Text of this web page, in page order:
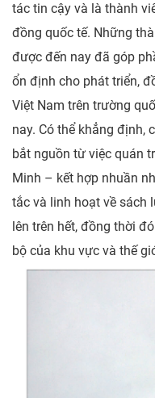
tác tin cậy và là thành
đồng quốc tế. Những
được đến nay đã góp
ổn định cho phát triển,
Việt Nam trên trường
nay. Có thể khẳng định,
bắt nguồn từ việc quán
Minh – kết hợp nhuần
tắc và linh hoạt về sách
lên trên hết, đồng thời
bộ của khu vực và thế